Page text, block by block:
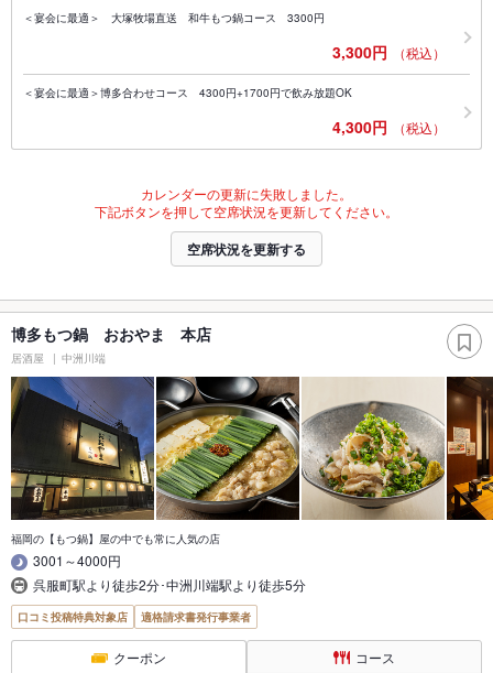
＜宴会に最適＞ 大塚牧場直送 和牛もつ鍋コース 3300円
3,300円 （税込）
＜宴会に最適＞博多合わせコース 4300円+1700円で飲み放題OK
4,300円 （税込）
カレンダーの更新に失敗しました。
下記ボタンを押して空席状況を更新してください。
空席状況を更新する
博多もつ鍋 おおやま 本店
居酒屋 中洲川端
福岡の【もつ鍋】屋の中でも常に人気の店
3001～4000円
呉服町駅より徒歩2分･中洲川端駅より徒歩5分
口コミ投稿特典対象店 適格請求書発行事業者
クーポン コース